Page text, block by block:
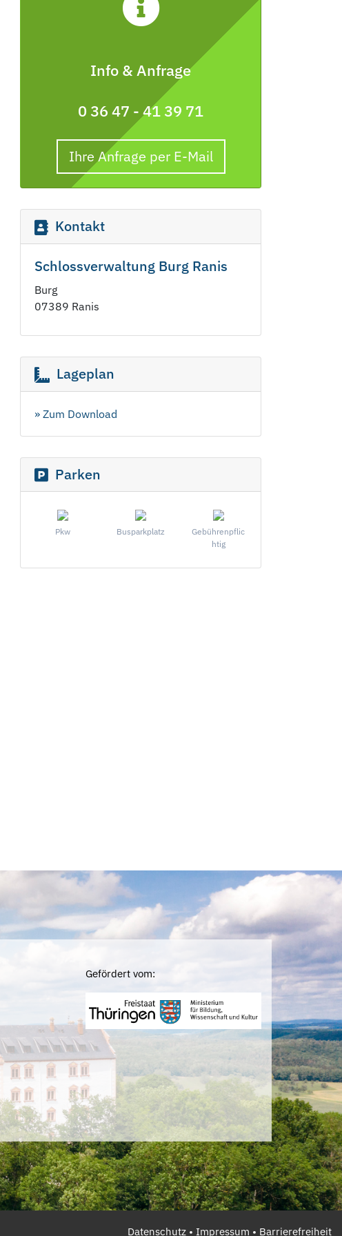
Info & Anfrage
0 36 47 - 41 39 71
Ihre Anfrage per E-Mail
Kontakt
Schlossverwaltung Burg Ranis
Burg
07389 Ranis
Lageplan
» Zum Download
Parken
Pkw Busparkplatz
Gebührenpflic
htig
Gefördert vom:
Datenschutz• Impressum • Barrierefreiheit